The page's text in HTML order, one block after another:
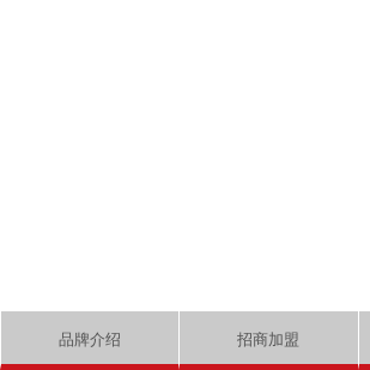
品牌介绍 招商加盟